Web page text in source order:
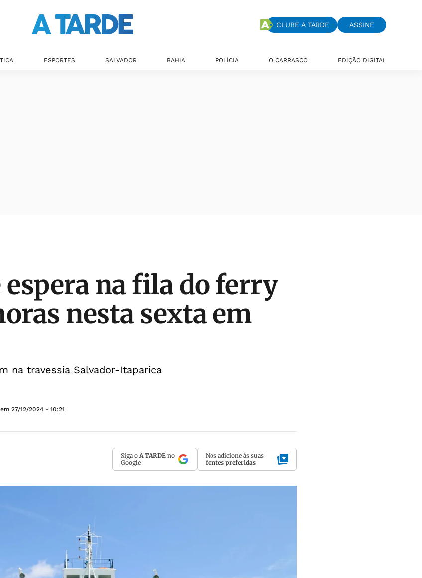
CLUBE A TARDE ASSINE
ESPORTES SALVADOR BAHIA POLÍCIA O CARRASCO EDIÇÃO DIGITAL
espera na fila do ferry
nesta sexta em
na travessia Salvador-Itaparica
27/12/2024 - 10:21
Siga o A TARDE no
Google
Nos adicione às suas
fontes preferidas